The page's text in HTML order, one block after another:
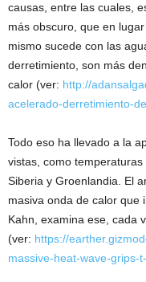
causas, entre las cuales,
más obscuro, que en
mismo sucede con las
derretimiento, son más
calor (ver: http://
acelerado-derretimiento-
Todo eso ha llevado a la
vistas, como
Siberia y Groenlandia. El
masiva onda de calor que
Kahn, examina ese, cada
(ver: https://
massive-heat-wave-grips-